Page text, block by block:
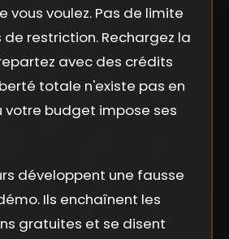
vous voulez. Pas de limite
restriction. Rechargez la
avec des crédits
totale n'existe pas en
votre budget impose ses
développent une fausse
Ils enchaînent les
gratuites et se disent